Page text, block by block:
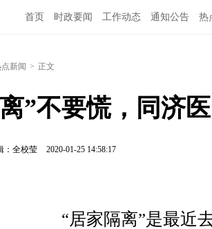
首页 时政要闻 工作动态 通知公告 热
新闻 > 正文
”不要慌，同济
：全校莹 2020-01-25 14:58:17
“居家隔离”是最近